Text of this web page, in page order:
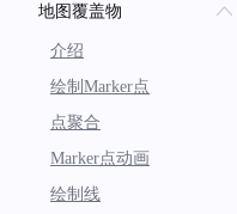
地图覆盖物
介绍
绘制Marker点
点聚合
Marker点动画
绘制线